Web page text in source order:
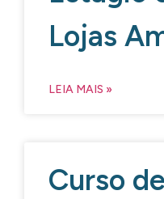
Lojas
LEIA MAIS »
Curso